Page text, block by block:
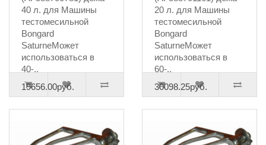
40 л. для Машины
тестомесильной
Bongard
SaturneМожет
использоваться в
40-..
19656.00руб.
20 л. для Машины
тестомесильной
Bongard
SaturneМожет
использоваться в
60-..
30098.25руб.